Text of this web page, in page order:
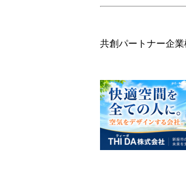
共創パートナー企業